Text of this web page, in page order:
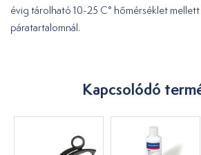
évig tárolható 10-25 C° hőmérséklet mellett
páratartalomnál.
Kapcsolódó